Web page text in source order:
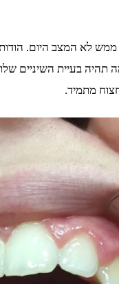
לא המצב היום.
בעיית השיניים
מתמיד.